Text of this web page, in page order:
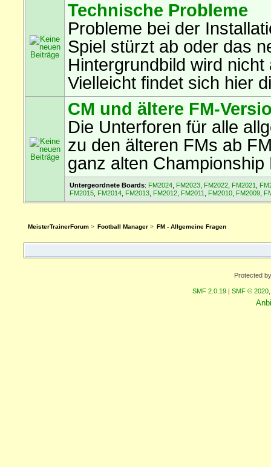
Technische Probleme
Probleme bei der
Spiel stürzt ab oder das
Hintergrundbild wird nicht
Vielleicht findet sich hier
CM und ältere FM-
Die Unterforen für alle
zu den älteren FMs ab
ganz alten Championship
Untergeordnete Boards: FM2024, FM2023, FM2022, FM2021
FM2015, FM2014, FM2013, FM2012, FM2011 FM2010, FM2009,
MeisterTrainerForum> Football Manager> FM - Allgemeine Fragen
Protected
SMF 2.0.19 SMF © 2020